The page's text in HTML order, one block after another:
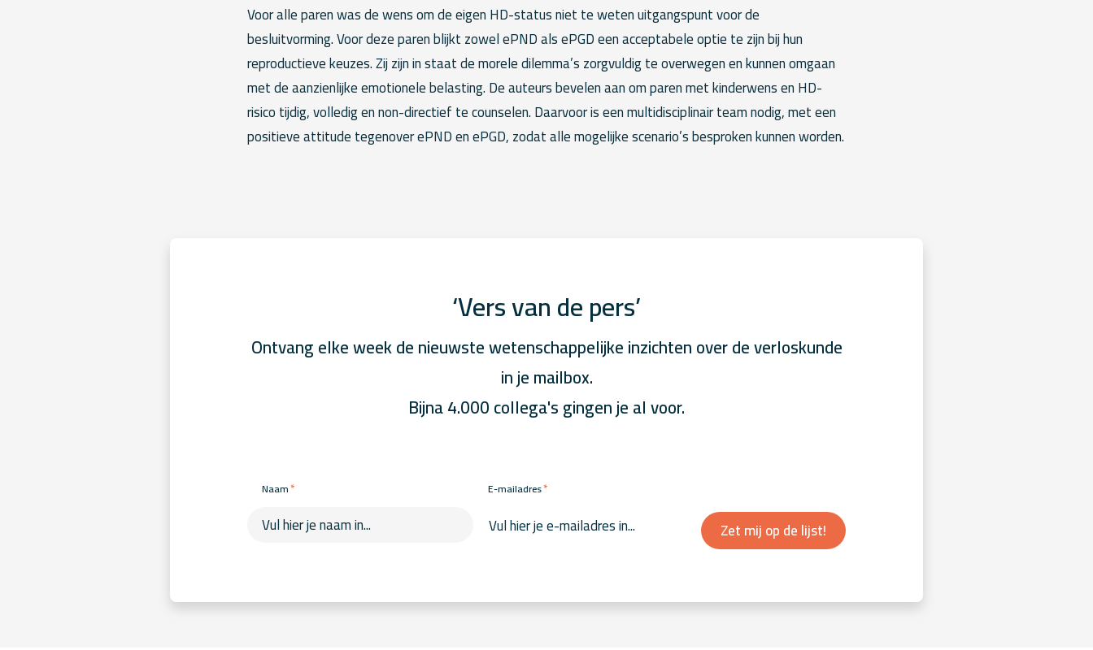
Voor alle paren was de wens om de eigen HD-status niet te weten uitgangspunt voor de
besluitvorming. Voor deze paren blijkt zowel ePND als ePGD een acceptabele optie te zijn bij hun
reproductieve keuzes. Zij zijn in staat de morele dilemma’s zorgvuldig te overwegen en kunnen omgaan
met de aanzienlijke emotionele belasting. De auteurs bevelen aan om paren met kinderwens en HD-
risico tijdig, volledig en non-directief te counselen. Daarvoor is een multidisciplinair team nodig, met een
positieve attitude tegenover ePND en ePGD, zodat alle mogelijke scenario’s besproken kunnen worden.
‘Vers van de pers’
Ontvang elke week de nieuwste wetenschappelijke inzichten over de verloskunde
in je mailbox.
Bijna 4.000 collega's gingen je al voor.
Naam* E-mailadres*
Zet mij op de lijst!